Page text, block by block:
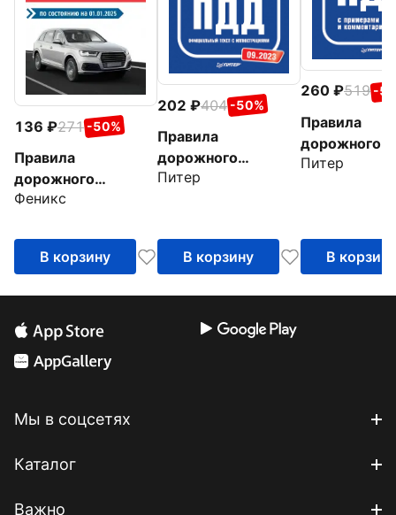
136 271 -50%
Правила
дорожного
движения с новыми
01.01.2025
Феникс
В корзину
202 404 -50%
Правила
дорожного
движения.
иллюстрациями.
2023
Питер
В корзину
260 519 -
Правила
дорожного
движения
Питер
В корзину
Мы в соцсетях
Каталог
Важно